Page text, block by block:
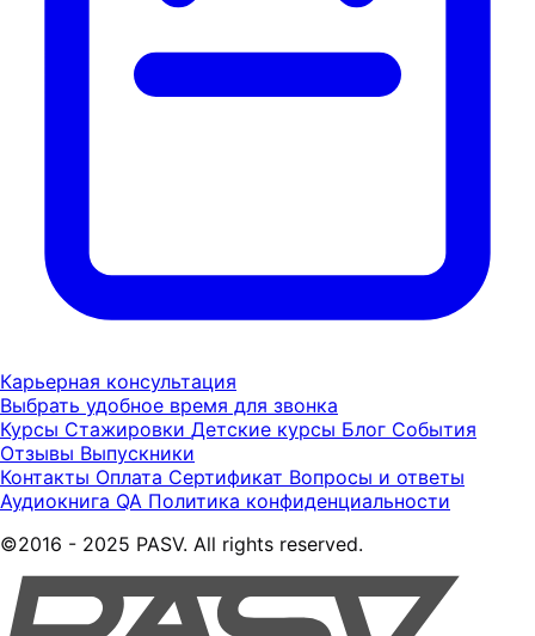
Карьерная консультация
Выбрать удобное время для звонка
Курсы Стажировки Детские курсы Блог События
Отзывы Выпускники
Контакты Оплата Сертификат Вопросы и ответы
Аудиокнига QA Политика конфиденциальности
©2016 - 2025 PASV. All rights reserved.